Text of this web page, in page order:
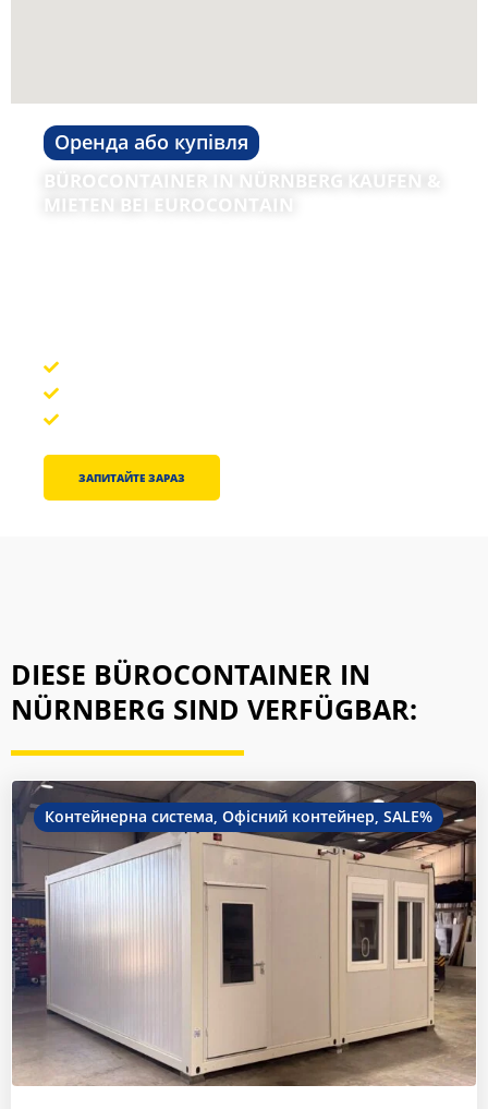
Оренда або купівля
BÜROCONTAINER IN NÜRNBERG KAUFEN &
MIETEN BEI EUROCONTAIN
ЗАПИТАЙТЕ ЗАРАЗ
DIESE BÜROCONTAINER IN
NÜRNBERG SIND VERFÜGBAR:
Контейнерна система, Офісний контейнер, SALE%